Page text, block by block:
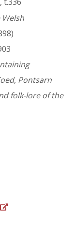
Pontsarn
folk-lore of the